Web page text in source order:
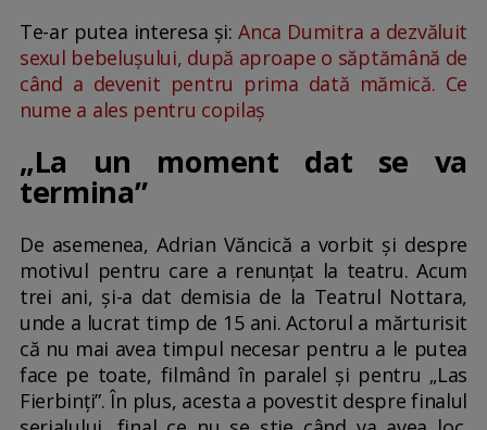
Te-ar putea interesa și:Anca Dumitra a dezvăluit
sexul bebelușului, după aproape o săptămână de
când a devenit pentru prima dată mămică. Ce
nume a ales pentru copilaș
„La un moment dat se va
termina”
De asemenea, Adrian Văncică a vorbit și despre
motivul pentru care a renunțat la teatru. Acum
trei ani, și-a dat demisia de la Teatrul Nottara,
unde a lucrat timp de 15 ani. Actorul a mărturisit
că nu mai avea timpul necesar pentru a le putea
face pe toate, filmând în paralel și pentru „Las
Fierbinți”. În plus, acesta a povestit despre finalul